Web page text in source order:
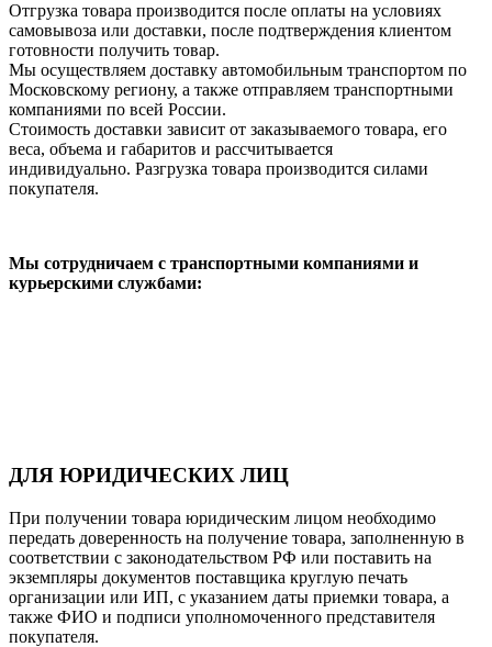
Отгрузка товара производится после оплаты на условиях
самовывоза или доставки, после подтверждения клиентом
готовности получить товар.
Мы осуществляем доставку автомобильным транспортом по
Московскому региону, а также отправляем транспортными
компаниями по всей России.
Стоимость доставки зависит от заказываемого товара, его
веса, объема и габаритов и рассчитывается
индивидуально. Разгрузка товара производится силами
покупателя.
Мы сотрудничаем с транспортными компаниями и
курьерскими службами:
ДЛЯ ЮРИДИЧЕСКИХ ЛИЦ
При получении товара юридическим лицом необходимо
передать доверенность на получение товара, заполненную в
соответствии с законодательством РФ или поставить на
экземпляры документов поставщика круглую печать
организации или ИП, с указанием даты приемки товара, а
также ФИО и подписи уполномоченного представителя
покупателя.